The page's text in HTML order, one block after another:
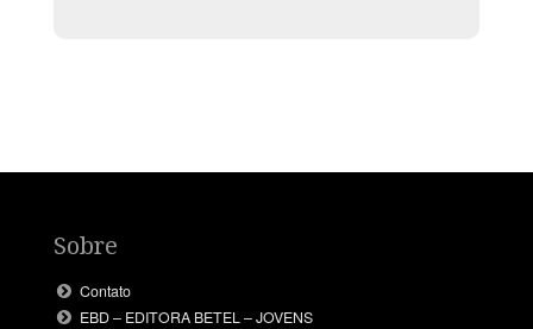
Sobre
Contato
EBD – EDITORA BETEL – JOVENS